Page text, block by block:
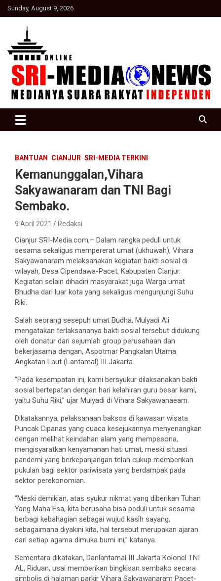
Skip
to
Sunday, August 9, 2026
SRI Media news
BANTUAN CIANJUR SRI-MEDIA TERKINI
Kemanunggalan,Vihara
Sakyawanaram dan TNI Bagi
Sembako.
9 April 2021 Redaksi
Cianjur SRI-Media.com,– Dalam rangka peduli untuk
sesama sekaligus mempererat umat (ukhuwah), Vihara
Sakyawanaram melaksanakan kegiatan bakti sosial di
wilayah, Desa Cipendawa-Pacet, Kabupaten Cianjur.
Kegiatan selain dihadiri masyarakat juga Warga umat
Bhudha dari luar kota yang sekaligus mengunjungi Suhu
Riki.
Salah seorang sesepuh umat Budha, Mulyadi Ali
mengatakan terlaksananya bakti sosial tersebut didukung
oleh donatur dari sejumlah group perusahaan dan
bekerjasama dengan, Aspotmar Pangkalan Utama
Angkatan Laut (Lantamal) III Jakarta.
“Pada kesempatan ini, kami bersyukur dilaksanakan bakti
sosial bertepatan dengan hari kelahiran guru besar kami,
yaitu Suhu Riki,” ujar Mulyadi di Vihara Sakyawanaeam.
Dikatakannya, pelaksanaan baksos di kawasan wisata
Puncak Cipanas yang cuaca kesejukannya menyenangkan
dengan melihat keindahan alam yang mempesona,
mengisyaratkan kenyamanan hati umat, meski situasi
pandemi yang berkepanjangan telah cukup memberikan
pukulan bagi sektor pariwisata yang berdampak pada
sektor perekonomian.
“Meski demikian, atas syukur nikmat yang diberikan Tuhan
Yang Maha Esa, kita berusaha bisa peduli untuk sesama
berbagi kebahagian sebagai wujud kasih sayang,
sebagaimana diyakini kita, hal tersebut merupakan ajaran
dari setiap agama dimuka bumi ini,” katanya.
Sementara dikatakan, Danlantamal III Jakarta Kolonel TNI
AL, Riduan, usai memberikan bingkisan sembako secara
simbolis di halaman parkir Vihara Sakyawanaram Pacet-